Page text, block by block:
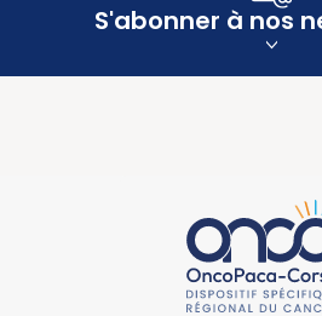
S'abonner à nos